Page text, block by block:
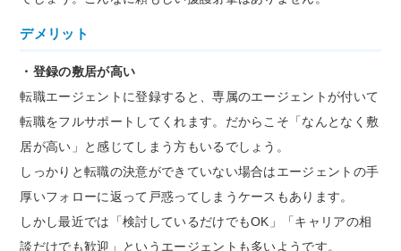
デメリット
・登録の敷居が高い
転職エージェントに登録すると、専属のエージェントが付いて
転職をフルサポートしてくれます。だからこそ「なんとなく敷
居が高い」と感じてしまう方もいるでしょう。
しっかりと転職の決意ができていない場合はエージェントの手
厚いフォローに返って戸惑ってしまうケースもあります。
しかし最近では「検討しているだけでもOK」「キャリアの相
談だけでも歓迎」というエージェントも多いようです。